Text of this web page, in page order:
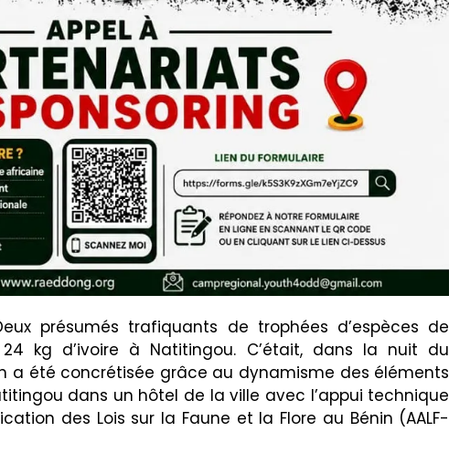
présumés trafiquants de trophées d’espèces de
kg d’ivoire à Natitingou. C’était, dans la nuit du
a été concrétisée grâce au dynamisme des éléments
dans un hôtel de la ville avec l’appui technique
des Lois sur la Faune et la Flore au Bénin (AALF-